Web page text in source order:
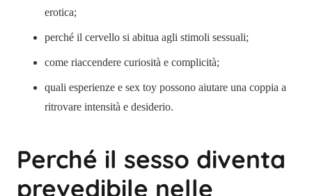
erotica;
perché il cervello si abitua agli stimoli sessuali;
come riaccendere curiosità e complicità;
quali esperienze e sex toy possono aiutare una coppia a
ritrovare intensità e desiderio.
Perché il sesso diventa
prevedibile nelle